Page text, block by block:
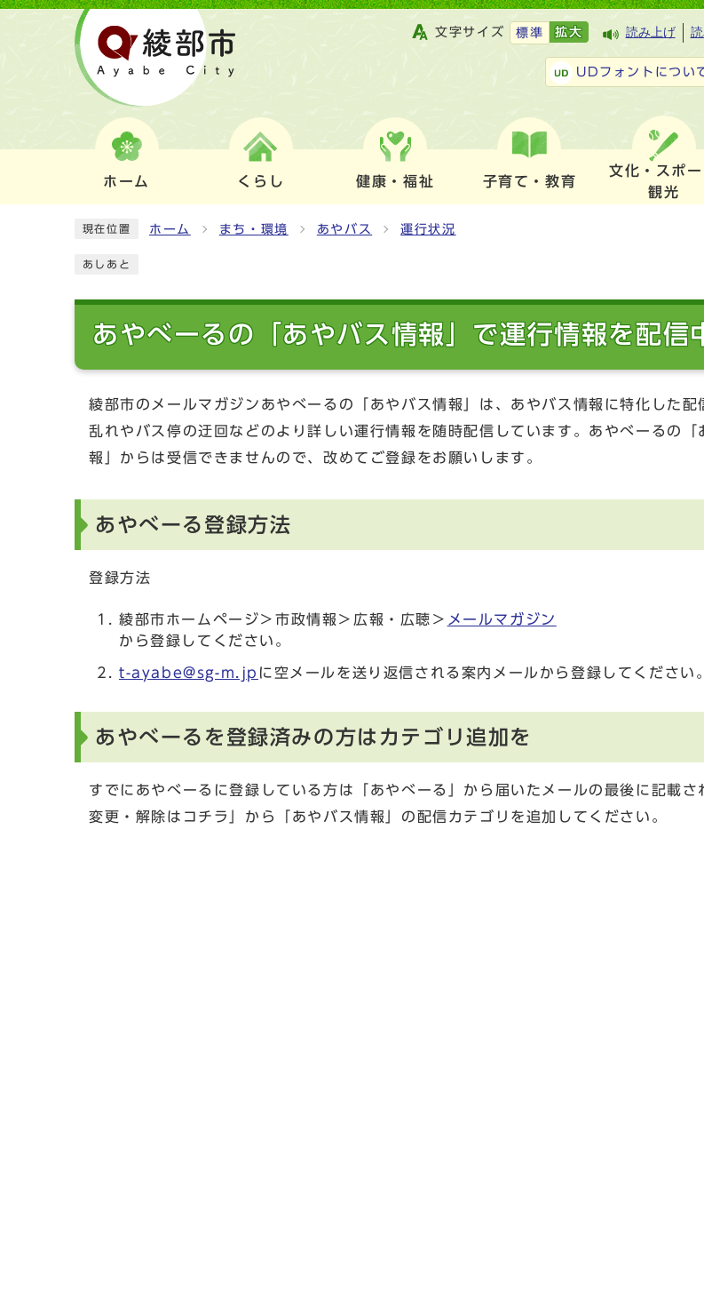
文字サイズ 標準 拡大 読み上げ
UDフォントについ
ホーム くらし 健康・福祉 子育て・教育
文化・スポー
観光
現在位置 ホーム まち・環境 あやバス 運行状況
あしあと
あやべーるの「あやバス情報」で運行情報を配信
綾部市のメールマガジンあやべーるの「あやバス情報」は、あやバス情報に特化した配
乱れやバス停の迂回などのより詳しい運行情報を随時配信しています。あやべーるの「
報」からは受信できませんので、改めてご登録をお願いします。
あやべーる登録方法
登録方法
綾部市ホームページ＞市政情報＞広報・広聴＞ メールマガジン
から登録してください。
t-ayabe@sg-m.jp に空メールを送り返信される案内メールから登録してください。
あやべーるを登録済みの方はカテゴリ追加を
すでにあやべーるに登録している方は「あやべーる」から届いたメールの最後に記載さ
変更・解除はコチラ」から「あやバス情報」の配信カテゴリを追加してください。